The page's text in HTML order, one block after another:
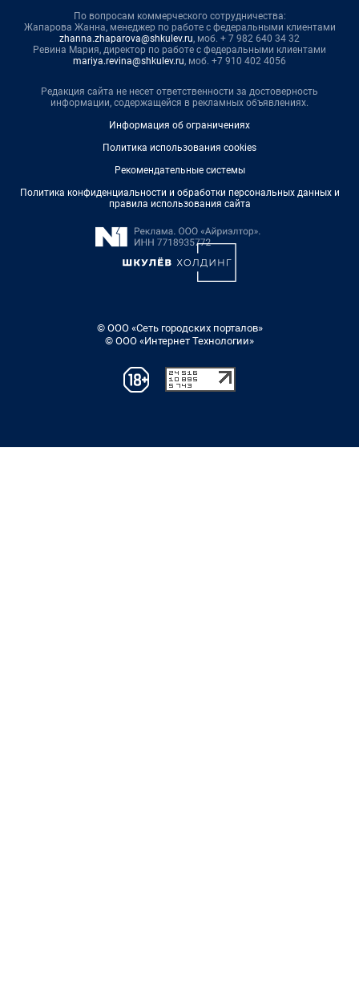
По вопросам коммерческого сотрудничества:
Жапарова Жанна, менеджер по работе с федеральными клиентами
zhanna.zhaparova@shkulev.ru, моб. + 7 982 640 34 32
Ревина Мария, директор по работе с федеральными клиентами
mariya.revina@shkulev.ru, моб. +7 910 402 4056
Редакция сайта не несет ответственности за достоверность
информации, содержащейся в рекламных объявлениях.
Информация об ограничениях
Политика использования cookies
Рекомендательные системы
Политика конфиденциальности и обработки персональных данных и
правила использования сайта
© ООО «Сеть городских порталов»
© ООО «Интернет Технологии»